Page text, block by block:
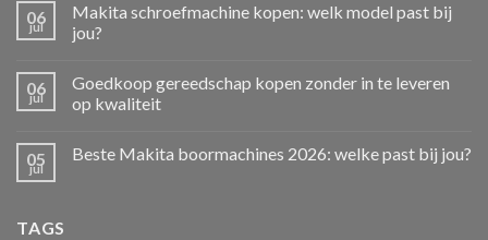
06
jul
Makita schroefmachine kopen: welk model past bij
jou?
06
jul
Goedkoop gereedschap kopen zonder in te leveren
op kwaliteit
05
jul
Beste Makita boormachines 2026: welke past bij jou?
TAGS